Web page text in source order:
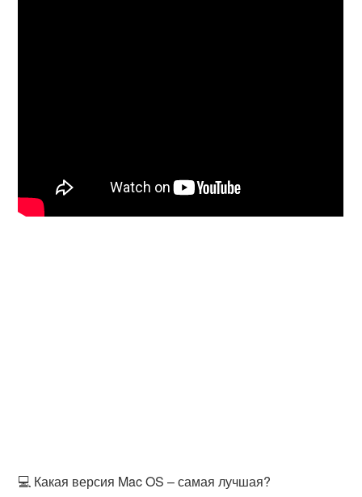
💻 Какая версия Mac OS – самая лучшая?